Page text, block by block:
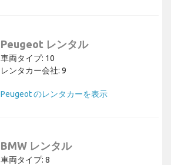
Peugeot レンタル
車両タイプ: 10
レンタカー会社: 9
Peugeot のレンタカーを表示
BMW レンタル
車両タイプ: 8